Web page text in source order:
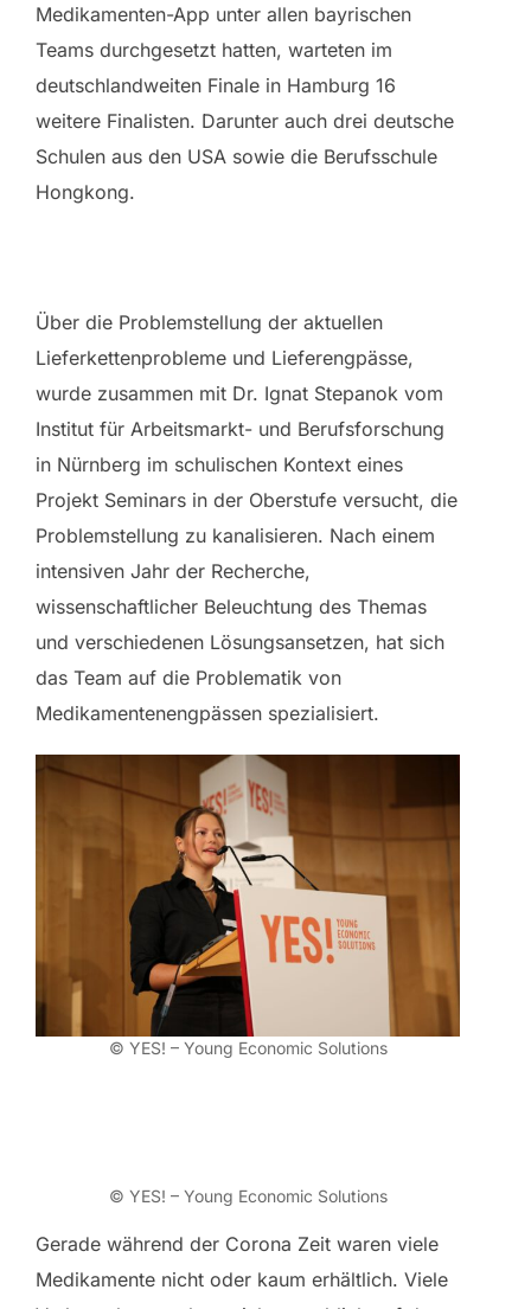
Medikamenten-App unter allen bayrischen
Teams durchgesetzt hatten, warteten im
deutschlandweiten Finale in Hamburg 16
weitere Finalisten. Darunter auch drei deutsche
Schulen aus den USA sowie die Berufsschule
Hongkong.
Über die Problemstellung der aktuellen
Lieferkettenprobleme und Lieferengpässe,
wurde zusammen mit Dr. Ignat Stepanok vom
Institut für Arbeitsmarkt- und Berufsforschung
in Nürnberg im schulischen Kontext eines
Projekt Seminars in der Oberstufe versucht, die
Problemstellung zu kanalisieren. Nach einem
intensiven Jahr der Recherche,
wissenschaftlicher Beleuchtung des Themas
und verschiedenen Lösungsansetzen, hat sich
das Team auf die Problematik von
Medikamentenengpässen spezialisiert.
© YES! – Young Economic Solutions
© YES! – Young Economic Solutions
Gerade während der Corona Zeit waren viele
Medikamente nicht oder kaum erhältlich. Viele